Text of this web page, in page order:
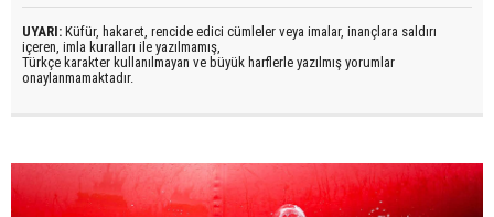
UYARI: Küfür, hakaret, rencide edici cümleler veya imalar, inançlara saldırı
içeren, imla kuralları ile yazılmamış,
Türkçe karakter kullanılmayan ve büyük harflerle yazılmış yorumlar
onaylanmamaktadır.